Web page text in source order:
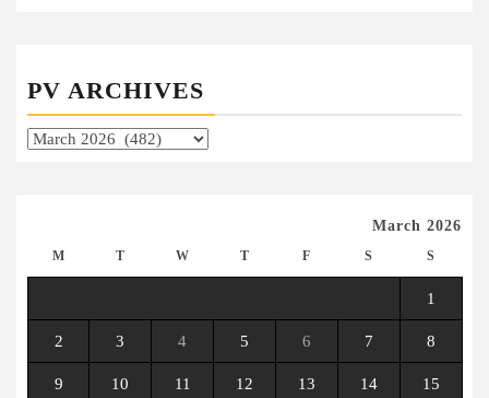
PV ARCHIVES
PV
March 2026
M T W T F S S
1
2 3 4 5 6 7 8
9 10 11 12 13 14 15